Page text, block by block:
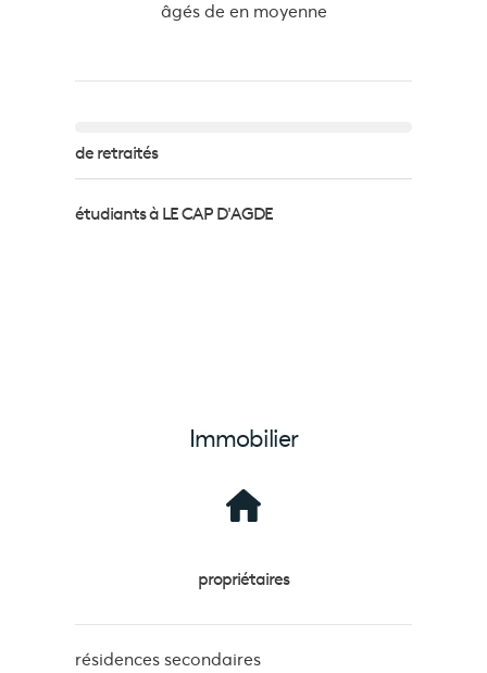
âgés de en moyenne
de retraités
étudiants à LE CAP D'AGDE
Immobilier
propriétaires
résidences secondaires